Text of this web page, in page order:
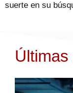
suerte en su